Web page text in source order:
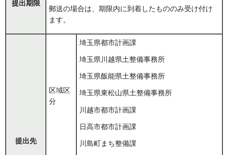
提出期限
郵送の場合は、期限内に到着したもののみ受け付け
ます。
提出先
区域区
分
埼玉県都市計画課
埼玉県川越県土整備事務所
埼玉県飯能県土整備事務所
埼玉県東松山県土整備事務所
川越市都市計画課
日高市都市計画課
川島町まち整備課